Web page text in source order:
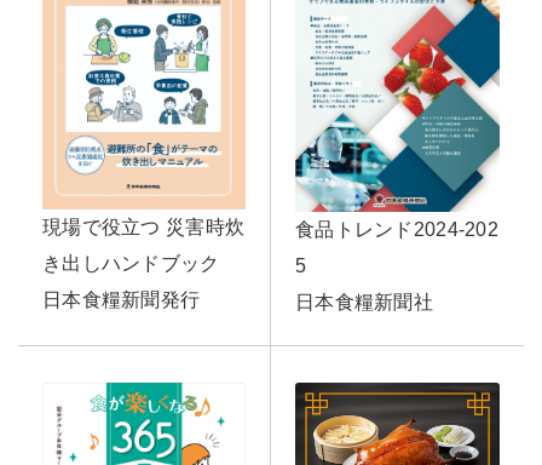
現場で役立つ 災害時炊
き出しハンドブック
日本食糧新聞発行
食品トレンド2024-202
5
日本食糧新聞社